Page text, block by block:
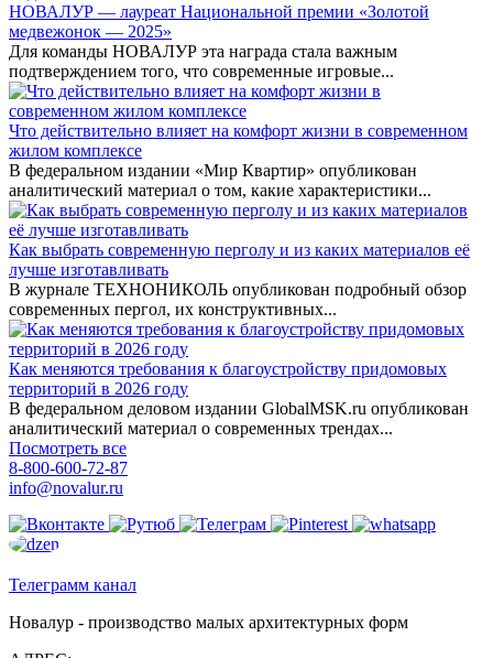
НОВАЛУР — лауреат Национальной премии «Золотой
медвежонок — 2025»
Для команды НОВАЛУР эта награда стала важным
подтверждением того, что современные игровые...
Что действительно влияет на комфорт жизни в современном
жилом комплексе
В федеральном издании «Мир Квартир» опубликован
аналитический материал о том, какие характеристики...
Как выбрать современную перголу и из каких материалов её
лучше изготавливать
В журнале ТЕХНОНИКОЛЬ опубликован подробный обзор
современных пергол, их конструктивных...
Как меняются требования к благоустройству придомовых
территорий в 2026 году
В федеральном деловом издании GlobalMSK.ru опубликован
аналитический материал о современных трендах...
Посмотреть все
8-800-600-72-87
info@novalur.ru
Телеграмм канал
Новалур - производство малых архитектурных форм